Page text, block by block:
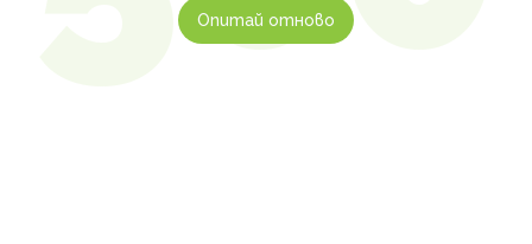
Опитай отново